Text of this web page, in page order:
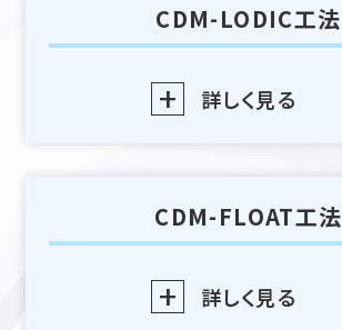
CDM-LODIC工法
詳しく見る
CDM-FLOAT工法
詳しく見る